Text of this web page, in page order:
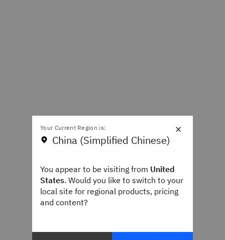
×
Your Current Region is:
China (Simplified Chinese)
You appear to be visiting from United
States. Would you like to switch to your
local site for regional products, pricing
and content?